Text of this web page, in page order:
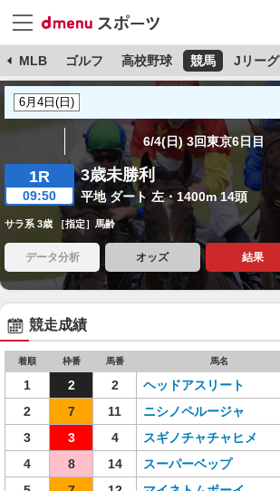
MLB ゴルフ 高校野球 競馬 Jリーグ
6/4(日) 3回東京6日目
1R
09:50
3歳未勝利
平地 ダート 左・1400m 14頭
サラ系 3歳 ［指定］馬齢
データ分析 オッズ 結果
競走成績
着順 枠番 馬番 馬名
1 2 2 ヘッドアスリート
2
7 11 ニシノペルージャ
3
3 4 スギノチャチャヒメ
4
8 14 スーパーベップ